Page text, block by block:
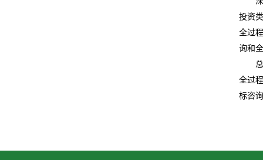
投资
全过
询和
全过
标咨